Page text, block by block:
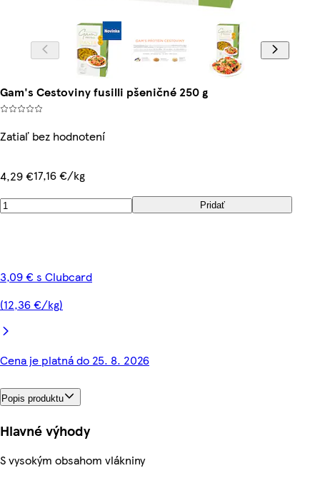
Gam's Cestoviny fusilli pšeničné 250 g
Zatiaľ bez hodnotení
4,29 €17,16 €/kg
Pridať
3,09 € s Clubcard
(12,36 €/kg)
Cena je platná do 25. 8. 2026
Popis produktu
Hlavné výhody
S vysokým obsahom vlákniny